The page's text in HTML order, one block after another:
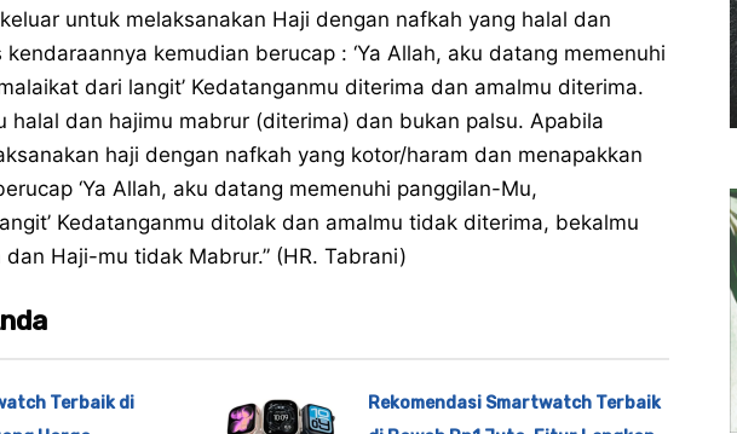
untuk melaksanakan Haji dengan nafkah yang halal dan
kemudian berucap : ‘Ya Allah, aku datang memenuhi
dari langit’ Kedatanganmu diterima dan amalmu diterima.
halal dan hajimu mabrur (diterima) dan bukan palsu. Apabila
haji dengan nafkah yang kotor/haram dan menapakkan
‘Ya Allah, aku datang memenuhi panggilan-Mu,
Kedatanganmu ditolak dan amalmu tidak diterima, bekalmu
Haji-mu tidak Mabrur.” (HR. Tabrani)
Terbaik di
Rekomendasi Smartwatch Terbaik